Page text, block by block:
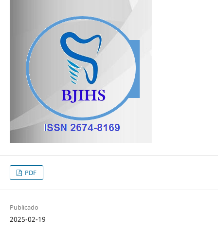
PDF
Publicado
2025-02-19